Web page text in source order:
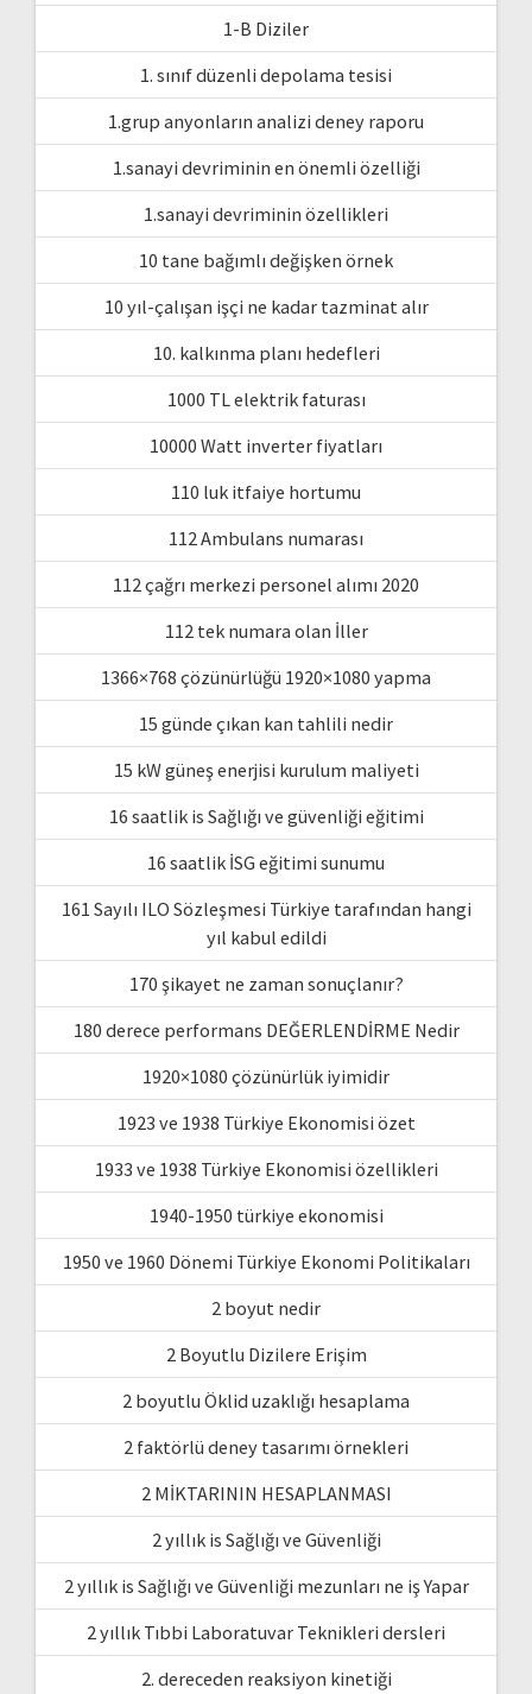
1-B Diziler
1. sınıf düzenli depolama tesisi
1.grup anyonların analizi deney raporu
1.sanayi devriminin en önemli özelliği
1.sanayi devriminin özellikleri
10 tane bağımlı değişken örnek
10 yıl-çalışan işçi ne kadar tazminat alır
10. kalkınma planı hedefleri
1000 TL elektrik faturası
10000 Watt inverter fiyatları
110 luk itfaiye hortumu
112 Ambulans numarası
112 çağrı merkezi personel alımı 2020
112 tek numara olan İller
1366×768 çözünürlüğü 1920×1080 yapma
15 günde çıkan kan tahlili nedir
15 kW güneş enerjisi kurulum maliyeti
16 saatlik is Sağlığı ve güvenliği eğitimi
16 saatlik İSG eğitimi sunumu
161 Sayılı ILO Sözleşmesi Türkiye tarafından hangi
yıl kabul edildi
170 şikayet ne zaman sonuçlanır?
180 derece performans DEĞERLENDİRME Nedir
1920×1080 çözünürlük iyimidir
1923 ve 1938 Türkiye Ekonomisi özet
1933 ve 1938 Türkiye Ekonomisi özellikleri
1940-1950 türkiye ekonomisi
1950 ve 1960 Dönemi Türkiye Ekonomi Politikaları
2 boyut nedir
2 Boyutlu Dizilere Erişim
2 boyutlu Öklid uzaklığı hesaplama
2 faktörlü deney tasarımı örnekleri
2 MİKTARININ HESAPLANMASI
2 yıllık is Sağlığı ve Güvenliği
2 yıllık is Sağlığı ve Güvenliği mezunları ne iş Yapar
2 yıllık Tıbbi Laboratuvar Teknikleri dersleri
2. dereceden reaksiyon kinetiği